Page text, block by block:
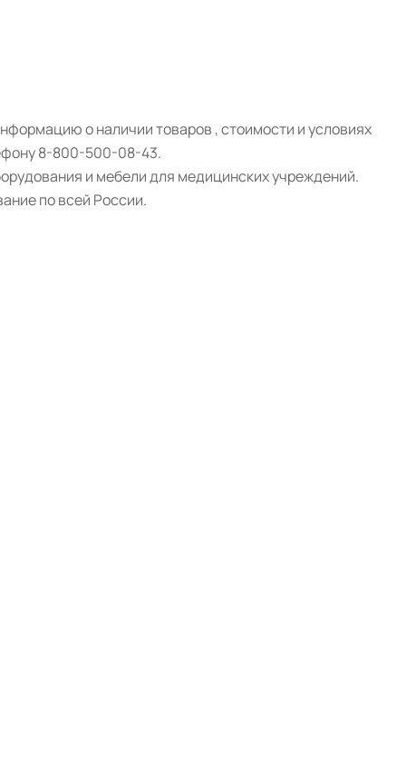
о наличии товаров , стоимости и условиях
8-800-500-08-43.
и мебели для медицинских учреждений.
по всей России.